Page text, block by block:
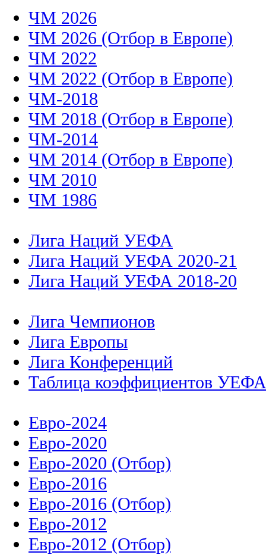
ЧМ 2026
ЧМ 2026 (Отбор в Европе)
ЧМ 2022
ЧМ 2022 (Отбор в Европе)
ЧМ-2018
ЧМ 2018 (Отбор в Европе)
ЧМ-2014
ЧМ 2014 (Отбор в Европе)
ЧМ 2010
ЧМ 1986
Лига Наций УЕФА
Лига Наций УЕФА 2020-21
Лига Наций УЕФА 2018-20
Лига Чемпионов
Лига Европы
Лига Конференций
Таблица коэффициентов УЕФА
Евро-2024
Евро-2020
Евро-2020 (Отбор)
Евро-2016
Евро-2016 (Отбор)
Евро-2012
Евро-2012 (Отбор)